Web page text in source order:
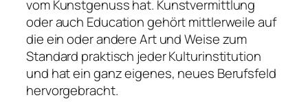
vom Kunstgenuss hat. Kunstvermittlung
oder auch Education gehört mittlerweile auf
die ein oder andere Art und Weise zum
Standard praktisch jeder Kulturinstitution
und hat ein ganz eigenes, neues Berufsfeld
hervorgebracht.